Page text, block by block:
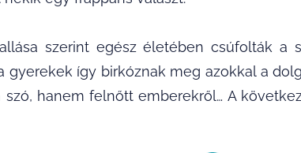
szerint egész életében csúfolták a
gyerekek így birkóznak meg azokkal a
szó, hanem felnőtt emberekről… A